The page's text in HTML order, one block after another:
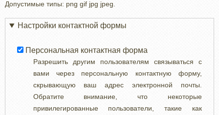
Допустимые типы: png gif jpg jpeg.
Настройки контактной формы
Персональная контактная форма
Разрешить другим пользователям связываться с
вами через персональную контактную форму,
скрывающую ваш адрес электронной почты.
Обратите внимание, что некоторые
привилегированные пользователи, такие как